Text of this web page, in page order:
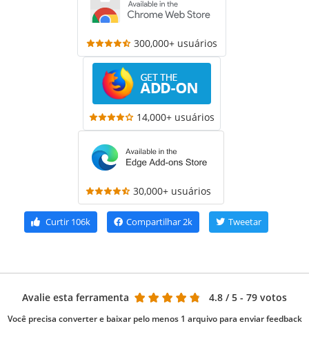
300,000+ usuários
14,000+ usuários
30,000+ usuários
Curtir 106k Compartilhar2k Tweetar
Avalie esta ferramenta 4.8 / 5 - 79 votos
Você precisa converter e baixar pelo menos 1 arquivo para enviar feedback